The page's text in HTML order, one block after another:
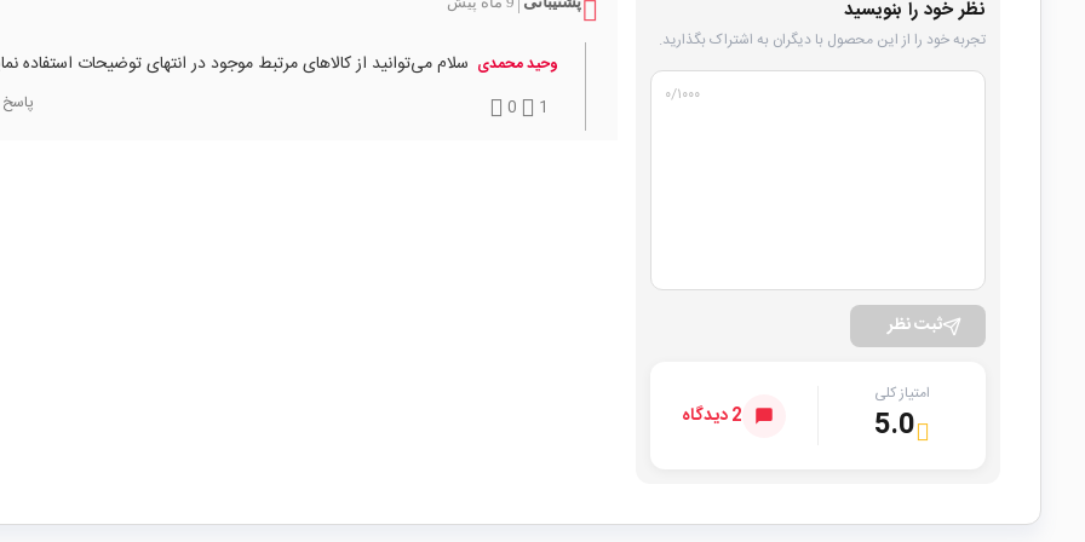
نظر خود را بنویسید
تجربه خود را از این محصول با دیگران به اشتراک بگذارید.
۰/۱۰۰۰
ثبت نظر
امتیاز کلی
5.0 2 دیدگاه
وحید محمدی سلام می‌توانید از کالاهای مرتبط موجود در انتهای توضیحات استفاده
1
0 پاسخ